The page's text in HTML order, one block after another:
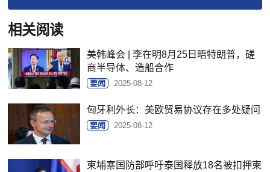
相关阅读
美韩峰会 | 李在明8月25日晤特朗普，磋
商半导体、造船合作
要闻 2025-08-12
匈牙利外长：美欧贸易协议存在多处疑问
要闻 2025-08-12
柬埔寨国防部呼吁泰国释放18名被扣押柬